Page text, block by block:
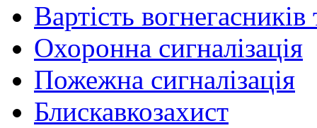
Вартість
Охоронна сигналізація
Пожежна сигналізація
Блискавкозахист